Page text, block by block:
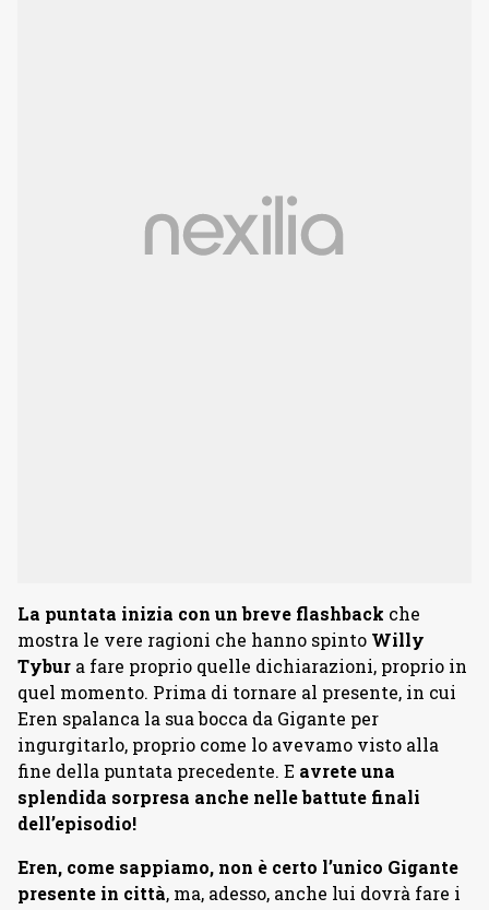
La puntata inizia con un breve flashback che
mostra le vere ragioni che hanno spinto Willy
Tybur a fare proprio quelle dichiarazioni, proprio in
quel momento. Prima di tornare al presente, in cui
Eren spalanca la sua bocca da Gigante per
ingurgitarlo, proprio come lo avevamo visto alla
fine della puntata precedente. E avrete una
splendida sorpresa anche nelle battute finali
dell’episodio!
Eren, come sappiamo, non è certo l’unico Gigante
presente in città, ma, adesso, anche lui dovrà fare i